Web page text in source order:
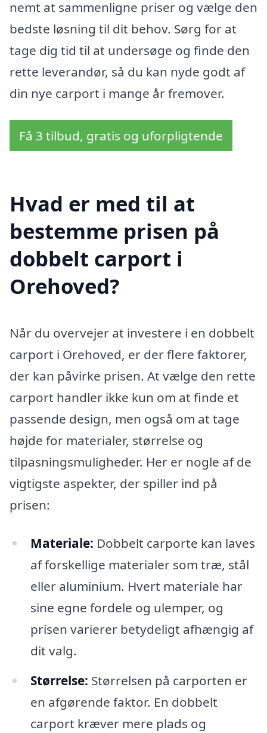
nemt at sammenligne priser og vælge den
bedste løsning til dit behov. Sørg for at
tage dig tid til at undersøge og finde den
rette leverandør, så du kan nyde godt af
din nye carport i mange år fremover.
Få 3 tilbud, gratis og uforpligtende
Hvad er med til at
bestemme prisen på
dobbelt carport i
Orehoved?
Når du overvejer at investere i en dobbelt
carport i Orehoved, er der flere faktorer,
der kan påvirke prisen. At vælge den rette
carport handler ikke kun om at finde et
passende design, men også om at tage
højde for materialer, størrelse og
tilpasningsmuligheder. Her er nogle af de
vigtigste aspekter, der spiller ind på
prisen:
Materiale: Dobbelt carporte kan laves
af forskellige materialer som træ, stål
eller aluminium. Hvert materiale har
sine egne fordele og ulemper, og
prisen varierer betydeligt afhængig af
dit valg.
Størrelse: Størrelsen på carporten er
en afgørende faktor. En dobbelt
carport kræver mere plads og